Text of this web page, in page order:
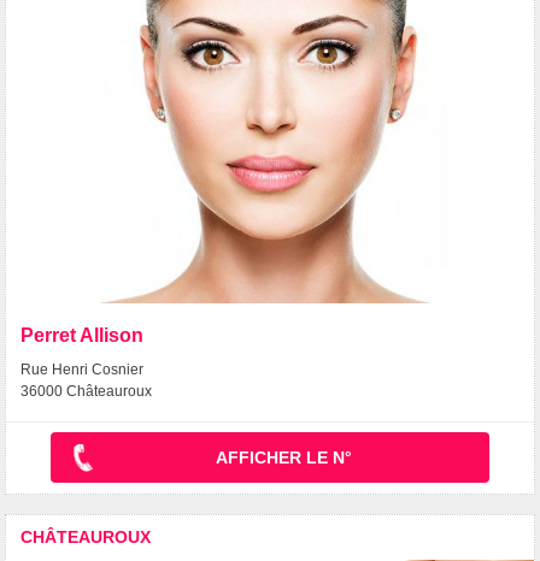
Perret Allison
Rue Henri Cosnier
36000 Châteauroux
AFFICHER LE N°
CHÂTEAUROUX